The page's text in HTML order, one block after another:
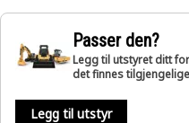
Passer den?
Legg til utstyret ditt
det finnes
Legg til utstyr